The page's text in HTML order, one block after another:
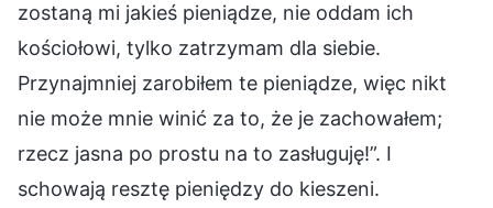
zostaną mi jakieś pieniądze, nie oddam ich
kościołowi, tylko zatrzymam dla siebie.
Przynajmniej zarobiłem te pieniądze, więc nikt
nie może mnie winić za to, że je zachowałem;
rzecz jasna po prostu na to zasługuję!”. I
schowają resztę pieniędzy do kieszeni.